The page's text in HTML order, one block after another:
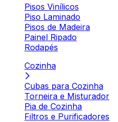
Pisos Vinílicos
Piso Laminado
Pisos de Madeira
Painel Ripado
Rodapés
Cozinha
Cubas para Cozinha
Torneira e Misturador
Pia de Cozinha
Filtros e Purificadores